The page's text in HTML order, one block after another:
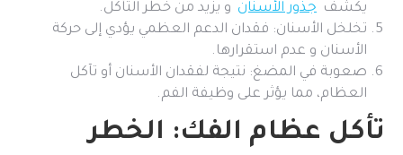
يكشف جذور الأسنان و يزيد من خطر التآكل.
تخلخل الأسنان: فقدان الدعم العظمي يؤدي إلى حركة
الأسنان و عدم استقرارها.
صعوبة في المضغ: نتيجة لفقدان الأسنان أو تآكل
العظام، مما يؤثر على وظيفة الفم.
تأكل عظام الفك: الخطر